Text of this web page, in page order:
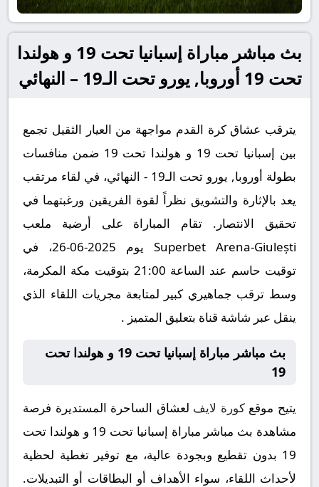
بث مباشر مباراة إسبانيا تحت 19 و هولندا
تحت 19 أوروبا, يورو تحت الـ19 – النهائي
يترقب عشاق كرة القدم مواجهة من العيار الثقيل تجمع
بين إسبانيا تحت 19 و هولندا تحت 19 ضمن منافسات
بطولة أوروبا, يورو تحت الـ19 - النهائي، في لقاء مرتقب
يعد بالإثارة والتشويق نظراً لقوة الفريقين ورغبتهما في
تحقيق الانتصار. تقام المباراة على أرضية ملعب
Superbet Arena-Giulești يوم 2025-06-26، في
توقيت حاسم عند الساعة 21:00 بتوقيت مكة المكرمة،
وسط ترقب جماهيري كبير لمتابعة مجريات اللقاء الذي
ينقل عبر شاشة قناة بتعليق المتميز .
بث مباشر مباراة إسبانيا تحت 19 و هولندا تحت
19
يتيح موقعكورة لايف لعشاق الساحرة المستديرة فرصة
مشاهدة بث مباشر مباراة إسبانيا تحت 19 و هولندا تحت
19 بدون تقطيع وبجودة عالية، مع توفير تغطية لحظية
لأحداث اللقاء، سواء الأهداف أو البطاقات أو التبديلات.